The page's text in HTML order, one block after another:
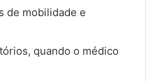
de mobilidade e
quando o médico